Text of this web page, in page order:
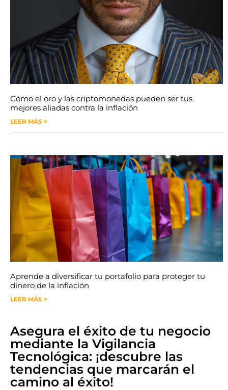
Cómo el oro y las criptomonedas pueden ser tus
mejores aliadas contra la inflación
LEER MÁS >
Aprende a diversificar tu portafolio para proteger tu
dinero de la inflación
LEER MÁS >
Asegura el éxito de tu negocio
mediante la Vigilancia
Tecnológica: ¡descubre las
tendencias que marcarán el
camino al éxito!